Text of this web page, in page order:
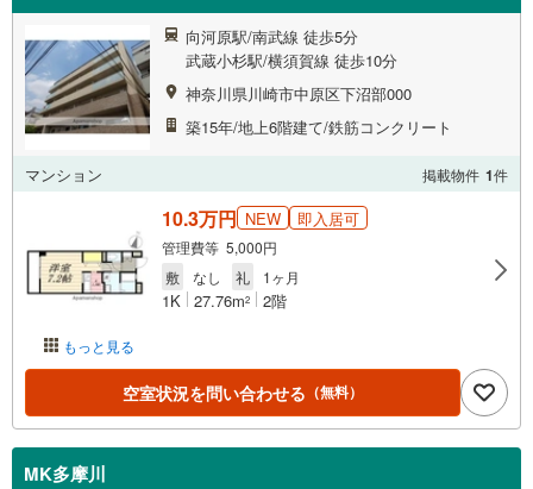
向河原駅/南武線 徒歩5分
武蔵小杉駅/横須賀線 徒歩10分
神奈川県川崎市中原区下沼部000
築15年/地上6階建て/鉄筋コンクリート
マンション 掲載物件 1件
もっと見る
10.3万円 NEW 即入居可
管理費等 5,000円
敷
なし 礼 1ヶ月
1K 27.76m2 2階
空室状況を問い合わせる （無料）
MK多摩川